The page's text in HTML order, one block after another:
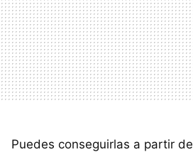
Puedes conseguirlas a partir de